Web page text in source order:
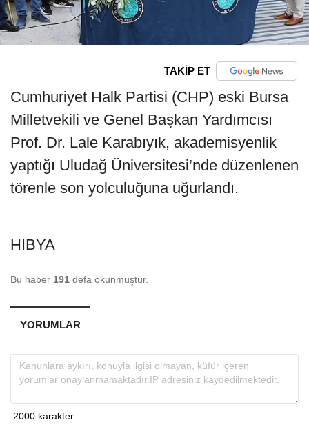
TAKİP ET
Cumhuriyet Halk Partisi (CHP) eski Bursa
Milletvekili ve Genel Başkan Yardımcısı
Prof. Dr. Lale Karabıyık, akademisyenlik
yaptığı Uludağ Üniversitesi’nde düzenlenen
törenle son yolculuğuna uğurlandı.
HIBYA
Bu haber 191 defa okunmuştur.
YORUMLAR